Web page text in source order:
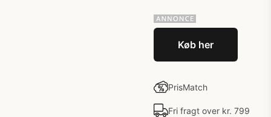
Køb her
PrisMatch
Fri fragt over kr. 799